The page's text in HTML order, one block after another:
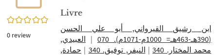
0/5
0 review
Livre
ابن رشيق القيرواني, أبو علي الحسن
(390هـ-463هـ= 1000م-1071م). 070
| العبيدي‏,
‏محمد المختار‏. 340
| النيفر, توفيق. 340 | حمادة,